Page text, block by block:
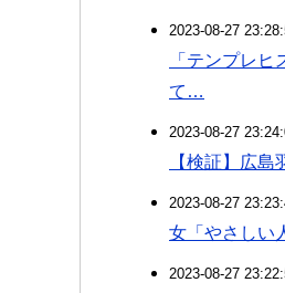
2023-08-27
「テンプレ
て…
2023-08-27
【検証】広
2023-08-27
女「やさしい
2023-08-27